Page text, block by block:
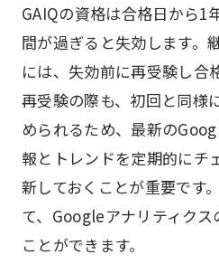
GAIQの資格は合格日から1
間が過ぎると失効します。
には、失効前に再受験し合
再受験の際も、初回と同様
められるため、最新の
報とトレンドを定期的にチ
新しておくことが重要です
て、Googleアナリティク
ことができます。